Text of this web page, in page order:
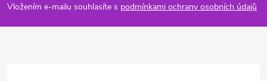
p
a
Vložením e-mailu souhlasíte s podmínkami ochrany osobních údajů